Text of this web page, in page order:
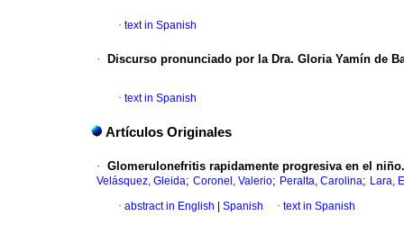
· text in Spanish
· Discurso pronunciado por la Dra. Gloria Yamín de
· text in Spanish
Artículos Originales
· Glomerulonefritis rapidamente progresiva en el
Velásquez, Gleida; Coronel, Valerio; Peralta, Carolina; Lara,
· abstract in English Spanish · text in Spanish